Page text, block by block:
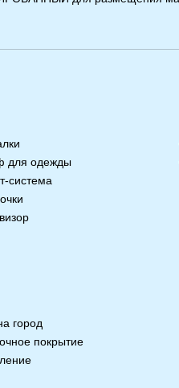
для одежды
система
город
покрытие